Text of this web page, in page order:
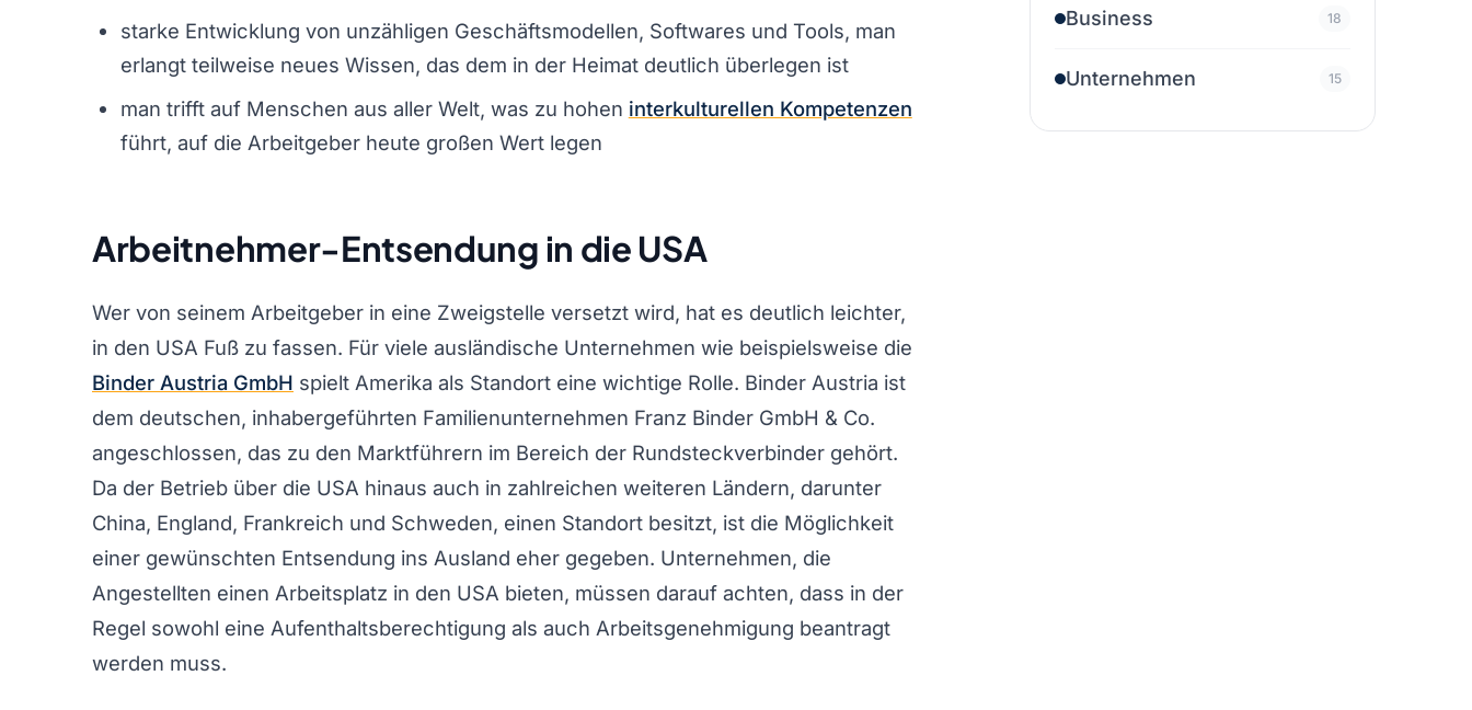
starke Entwicklung von unzähligen Geschäftsmodellen, Softwares und Tools, man
erlangt teilweise neues Wissen, das dem in der Heimat deutlich überlegen ist
man trifft auf Menschen aus aller Welt, was zu hohen interkulturellen Kompetenzen
führt, auf die Arbeitgeber heute großen Wert legen
Arbeitnehmer-Entsendung in die USA
Wer von seinem Arbeitgeber in eine Zweigstelle versetzt wird, hat es deutlich leichter,
in den USA Fuß zu fassen. Für viele ausländische Unternehmen wie beispielsweise die
Binder Austria GmbH spielt Amerika als Standort eine wichtige Rolle. Binder Austria ist
dem deutschen, inhabergeführten Familienunternehmen Franz Binder GmbH & Co.
angeschlossen, das zu den Marktführern im Bereich der Rundsteckverbinder gehört.
Da der Betrieb über die USA hinaus auch in zahlreichen weiteren Ländern, darunter
China, England, Frankreich und Schweden, einen Standort besitzt, ist die Möglichkeit
einer gewünschten Entsendung ins Ausland eher gegeben. Unternehmen, die
Angestellten einen Arbeitsplatz in den USA bieten, müssen darauf achten, dass in der
Regel sowohl eine Aufenthaltsberechtigung als auch Arbeitsgenehmigung beantragt
werden muss.
Business 18
Unternehmen 15